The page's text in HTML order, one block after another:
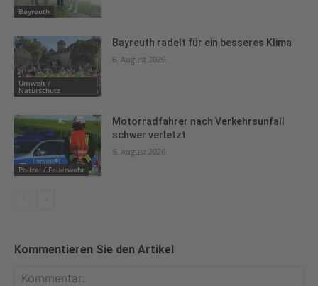
Bayreuth
Umwelt /
Naturschutz
Bayreuth radelt für ein besseres Klima
6. August 2026
Polizei / Feuerwehr
Motorradfahrer nach Verkehrsunfall
schwer verletzt
5. August 2026
Kommentieren Sie den Artikel